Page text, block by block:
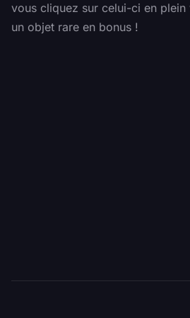
vous cliquez sur celui-ci en
un objet rare en bonus !